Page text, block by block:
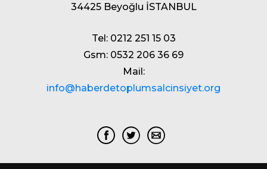
34425 Beyoğlu İSTANBUL
Tel: 0212 251 15 03
Gsm: 0532 206 36 69
Mail:
info@haberdetoplumsalcinsiyet.org